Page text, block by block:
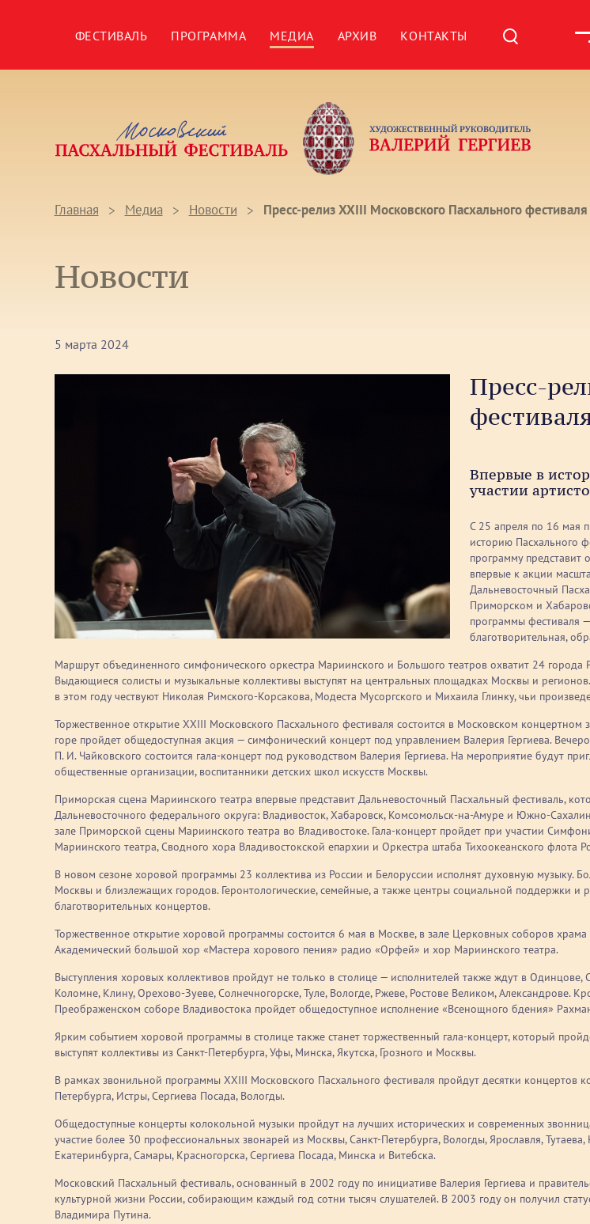
ФЕСТИВАЛЬ ПРОГРАММА МЕДИА АРХИВ КОНТАКТЫ
Главная Медиа Новости Пресс-релиз XXIII Московского Пасхального фестиваля
Новости
5 марта 2024
Пресс-
Впервые в
участии
С 25 апреля по 16 мая
историю Пасхального
программу
впервые к акции
Дальневосточный
Приморском и
программы фестиваля
благотворительная,
Маршрут объединенного симфонического оркестра Мариинского и Большого театров охватит 24
Выдающиеся солисты и музыкальные коллективы выступят на центральных площадках Москвы и
в этом году чествуют Николая Римского-Корсакова, Модеста Мусоргского и Михаила Глинку, чьи
Торжественное открытие XХIII Московского Пасхального фестиваля состоится в Московском
горе пройдет общедоступная акция — симфонический концерт под управлением Валерия Гергиева.
П. И. Чайковского состоится гала-концерт под руководством Валерия Гергиева. На мероприятие будут
общественные организации, воспитанники детских школ искусств Москвы.
Приморская сцена Мариинского театра впервые представит Дальневосточный Пасхальный фестиваль,
Дальневосточного федерального округа: Владивосток, Хабаровск, Комсомольск-на-Амуре и Южно-
зале Приморской сцены Мариинского театра во Владивостоке. Гала-концерт пройдет при участии
Мариинского театра, Сводного хора Владивостокской епархии и Оркестра штаба Тихоокеанского флота
В новом сезоне хоровой программы 23 коллектива из России и Белоруссии исполнят духовную музыку.
Москвы и близлежащих городов. Геронтологические, семейные, а также центры социальной поддержки
благотворительных концертов.
Торжественное открытие хоровой программы состоится 6 мая в Москве, в зале Церковных соборов
Академический большой хор «Мастера хорового пения» радио «Орфей» и хор Мариинского театра.
Выступления хоровых коллективов пройдут не только в столице — исполнителей также ждут в Одинцове,
Коломне, Клину, Орехово-Зуеве, Солнечногорске, Туле, Вологде, Ржеве, Ростове Великом, Александрове.
Преображенском соборе Владивостока пройдет общедоступное исполнение «Всенощного бдения»
Ярким событием хоровой программы в столице также станет торжественный гала-концерт, который
выступят коллективы из Санкт-Петербурга, Уфы, Минска, Якутска, Грозного и Москвы.
В рамках звонильной программы XХIII Московского Пасхального фестиваля пройдут десятки концертов
Петербурга, Истры, Сергиева Посада, Вологды.
Общедоступные концерты колокольной музыки пройдут на лучших исторических и современных
участие более 30 профессиональных звонарей из Москвы, Санкт-Петербурга, Вологды, Ярославля,
Екатеринбурга, Самары, Красногорска, Сергиева Посада, Минска и Витебска.
Московский Пасхальный фестиваль, основанный в 2002 году по инициативе Валерия Гергиева и
культурной жизни России, собирающим каждый год сотни тысяч слушателей. В 2003 году он получил
Владимира Путина.